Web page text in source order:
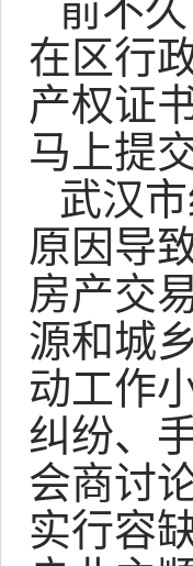
前不
在区行
产权证
马上提
武汉
原因导
房产交
源和城
动工作
纠纷、
会商讨
实行容